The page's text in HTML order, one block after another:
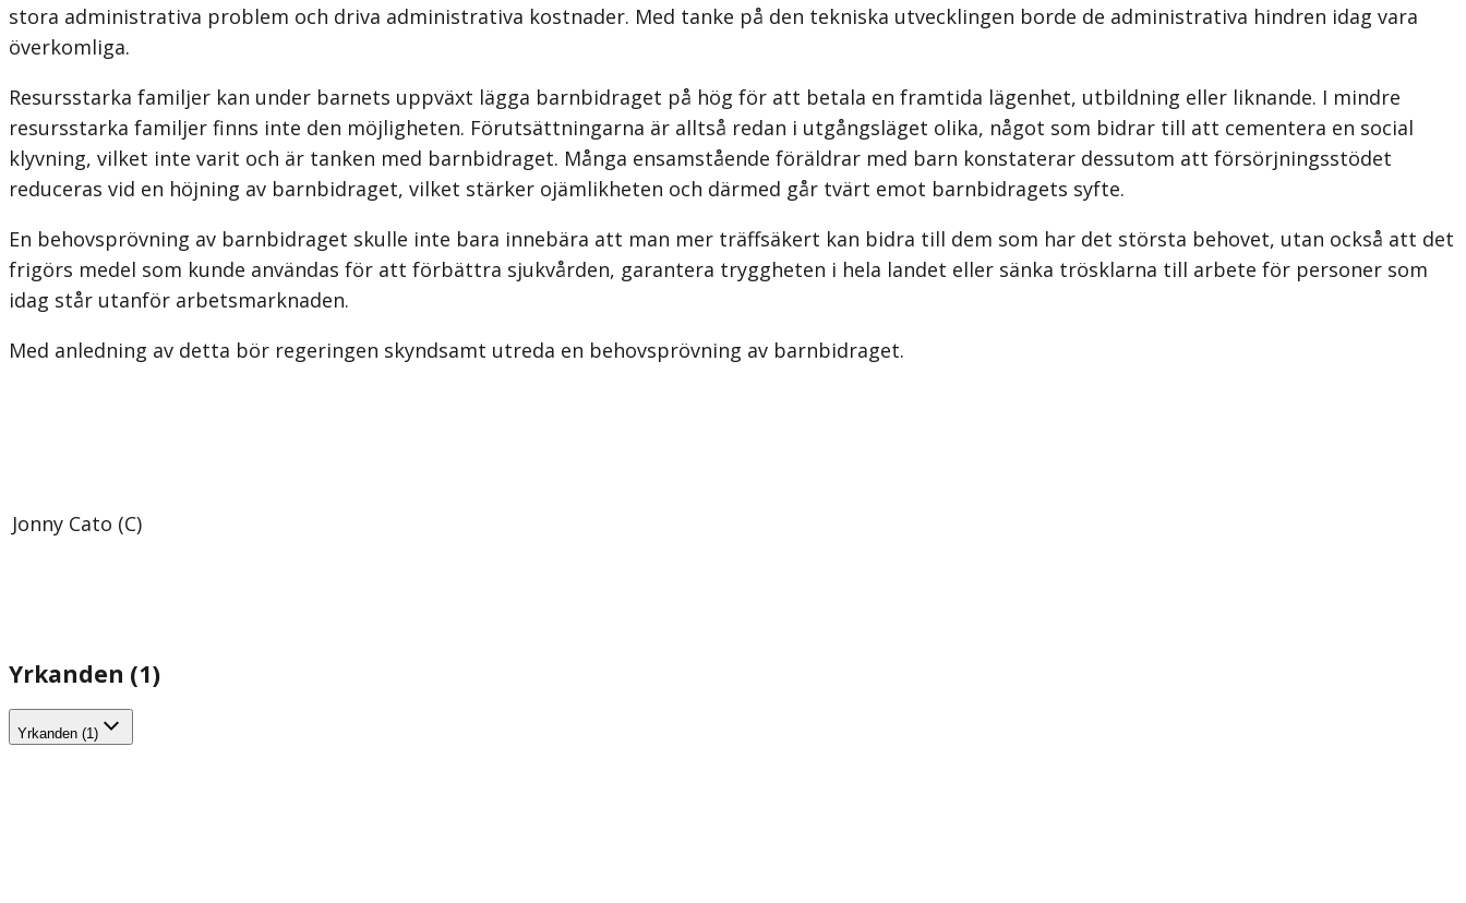
stora administrativa problem och driva administrativa kostnader. Med tanke på den tekniska utvecklingen borde de administrativa hindren idag vara
överkomliga.
Resursstarka familjer kan under barnets uppväxt lägga barnbidraget på hög för att betala en framtida lägenhet, utbildning eller liknande. I mindre
resursstarka familjer finns inte den möjligheten. Förutsättningarna är alltså redan i utgångsläget olika, något som bidrar till att cementera en social
klyvning, vilket inte varit och är tanken med barnbidraget. Många ensamstående föräldrar med barn konstaterar dessutom att försörj­ningsstödet
reduceras vid en höjning av barnbidraget, vilket stärker ojämlikheten och därmed går tvärt emot barnbidragets syfte.
En behovsprövning av barnbidraget skulle inte bara innebära att man mer träffsäkert kan bidra till dem som har det största behovet, utan också att det
frigörs medel som kunde användas för att förbättra sjukvården, garantera tryggheten i hela landet eller sänka trösklarna till arbete för personer som
idag står utanför arbetsmarknaden.
Med anledning av detta bör regeringen skyndsamt utreda en behovsprövning av barnbidraget.
Jonny Cato (C)
Yrkanden (1)
Yrkanden (1)